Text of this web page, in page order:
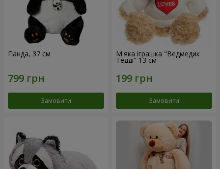
Панда, 37 см
Замовити
М'яка іграшка "Ведмедик
Тедді" 13 см
Замовити